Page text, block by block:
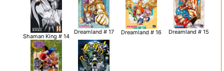
Shaman King # 14
Dreamland # 17 Dreamland # 16 Dreamland # 15